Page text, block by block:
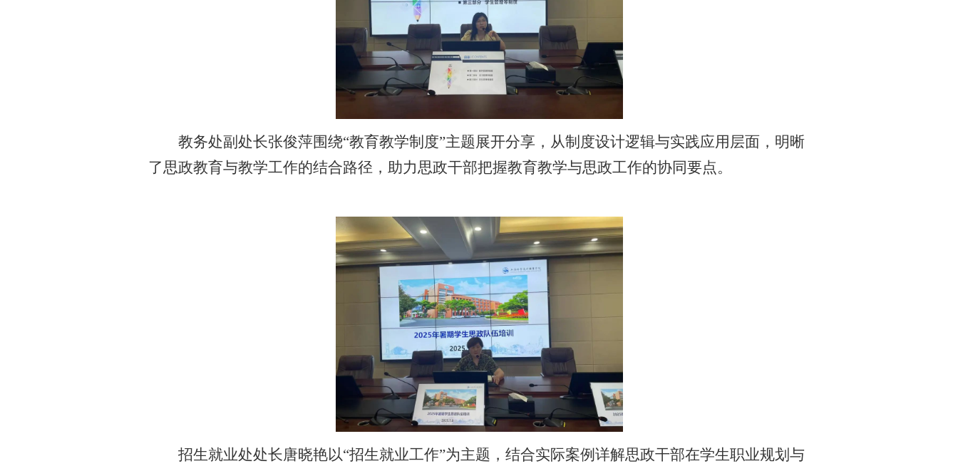
教务处副处长张俊萍围绕“教育教学制度”主题展开分享，从制度设计逻辑与实践应用层面，明晰
了思政教育与教学工作的结合路径，助力思政干部把握教育教学与思政工作的协同要点。
招生就业处处长唐晓艳以“招生就业工作”为主题，结合实际案例详解思政干部在学生职业规划与